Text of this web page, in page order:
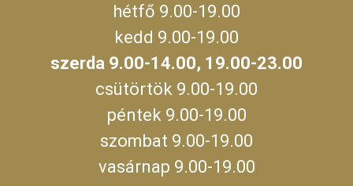
hétfő, kedd, csütörtök, péntek, szombat,
09:00 –
hétfő 9.00-19.00
kedd 9.00-19.00
szerda 9.00-14.00, 19.00-23.00
csütörtök 9.00-19.00
péntek 9.00-19.00
szombat 9.00-19.00
vasárnap 9.00-19.00